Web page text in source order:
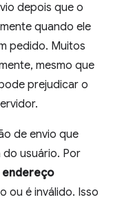
depois que o
quando ele
pedido. Muitos
mesmo que
prejudicar o
de envio que
usuário. Por
endereço
ou é inválido. Isso